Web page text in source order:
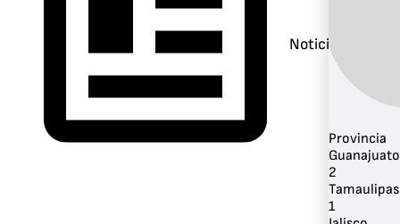
Noticias
Provincia
Guanajuato
2
Tamaulipas
1